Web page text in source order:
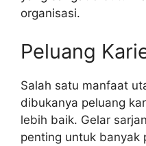
organisasi.
Peluang
Salah satu manfaat
dibukanya peluang
lebih baik. Gelar
penting untuk banyak